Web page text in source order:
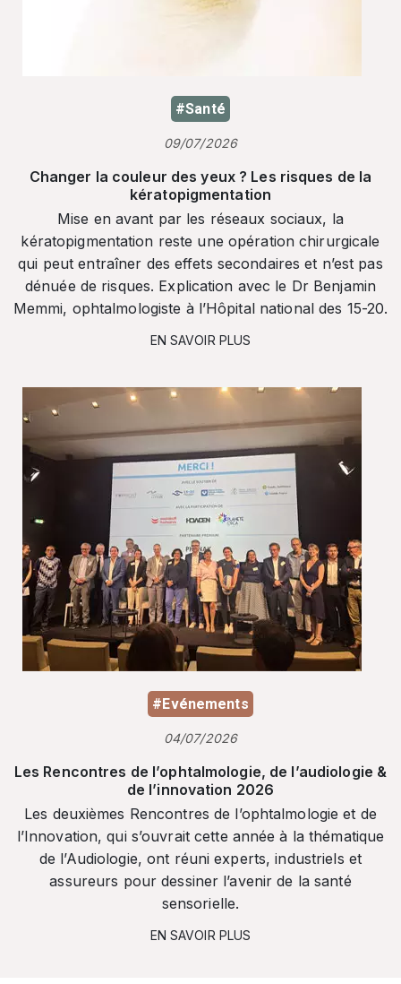
#Santé
09/07/2026
Changer la couleur des yeux ? Les risques de la
kératopigmentation
Mise en avant par les réseaux sociaux, la
kératopigmentation reste une opération chirurgicale
qui peut entraîner des effets secondaires et n’est pas
dénuée de risques. Explication avec le Dr Benjamin
Memmi, ophtalmologiste à l’Hôpital national des 15-20.
EN SAVOIR PLUS
#Evénements
04/07/2026
Les Rencontres de l’ophtalmologie, de l’audiologie &
de l’innovation 2026
Les deuxièmes Rencontres de l’ophtalmologie et de
l’Innovation, qui s’ouvrait cette année à la thématique
de l’Audiologie, ont réuni experts, industriels et
assureurs pour dessiner l’avenir de la santé
sensorielle.
EN SAVOIR PLUS